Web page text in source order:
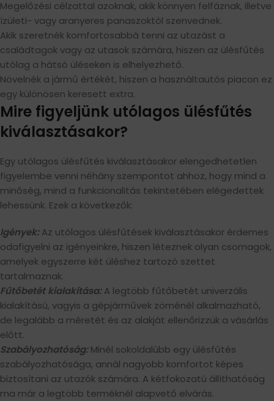
Megelőzési célzattal azoknak, akik könnyen felfáznak, illetve
ízületi- vagy aranyeres panaszoktól szenvednek.
Akik szeretnék komfortosabbá tenni az utazást a
családtagok vagy az utasok számára, hiszen az ülésfűtés
utólag a hátsó üléseken is elhelyezhető.
Növelnék a jármű értékét, hiszen a használtautós piacon ez
egy különösen keresett extra.
Mire figyeljünk utólagos ülésfűtés
kiválasztásakor?
Egy utólagos ülésfűtés kiválasztásakor elengedhetetlen
figyelembe venni néhány szempontot ahhoz, hogy mind a
minőség, mind a funkcionalitás tekintetében elégedettek
lehessünk. Ezek a következők:
Igények:Az utólagos ülésfűtések kiválasztásakor érdemes
odafigyelni az igényeinkre, hiszen léteznek olyan csomagok,
amelyek egyszerre két üléshez tartozó szettet
tartalmaznak.
Fűtőbetét kialakítása:A legtöbb fűtőbetét univerzális
kialakítású, vagyis a gépjárművek zöménél alkalmazható,
de legalább a méretét és az alakját ellenőrizzük a vásárlás
előtt.
Szabályozhatóság:Minél sokoldalúbb egy ülésfűtés
szabályozhatósága, annál nagyobb komfortot képes
biztosítani az utazók számára. A kétfokozatú állíthatóság
ma már a legtöbb terméknél alapvető elvárás.